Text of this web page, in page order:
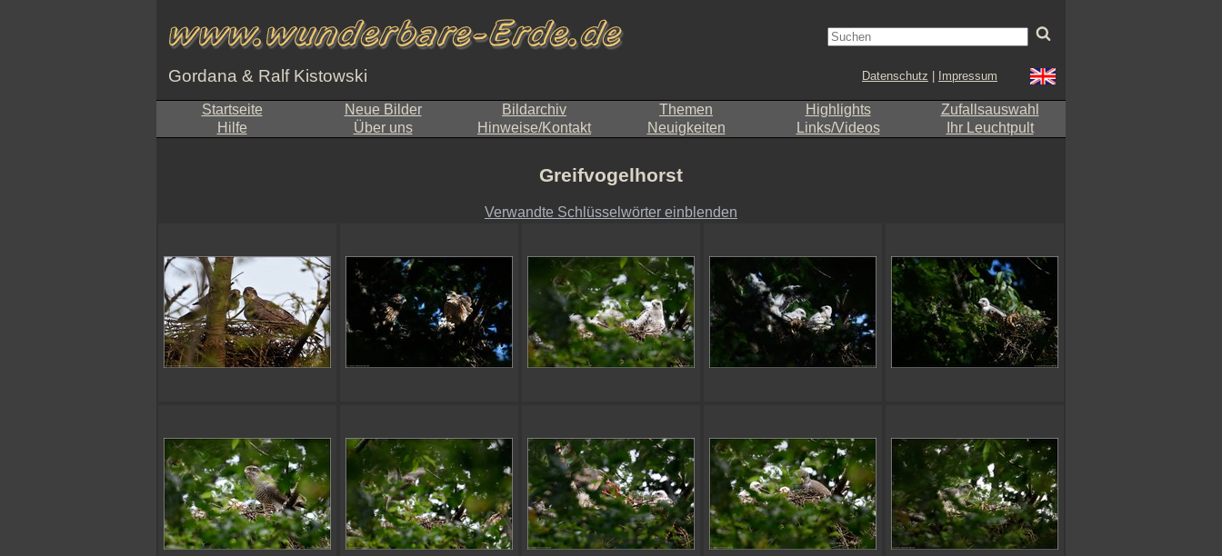
Gordana & Ralf Kistowski Datenschutz Impressum
Startseite Neue Bilder Bildarchiv Themen Highlights
Zufallsauswahl
Hilfe
Über uns Hinweise/Kontakt Neuigkeiten Links/Videos Ihr Leuchtpult
Greifvogelhorst
Verwandte Schlüsselwörter einblenden